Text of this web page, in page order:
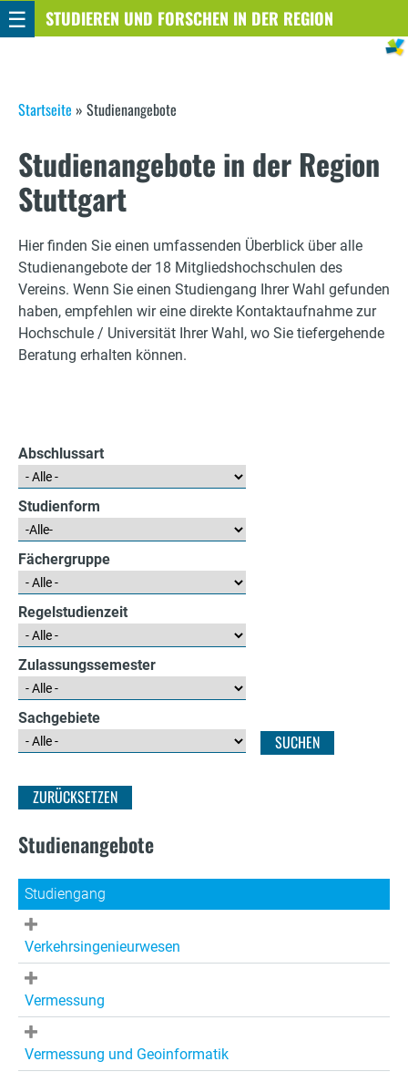
Direkt
zum
STUDIEREN UND FORSCHEN IN DER REGION
STUTTGART
☰
S
i
e
s
i
n
d
h
r
Startseite » Studienangebote
Studienangebote in der Region
Stuttgart
Hier finden Sie einen umfassenden Überblick über alle
Studienangebote der 18 Mitgliedshochschulen des
Vereins. Wenn Sie einen Studiengang Ihrer Wahl gefunden
haben, empfehlen wir eine direkte Kontaktaufnahme zur
Hochschule / Universität Ihrer Wahl, wo Sie tiefergehende
Beratung erhalten können.
Abschlussart
Studienform
Fächergruppe
Regelstudienzeit
Zulassungssemester
Sachgebiete
Studienangebote
Studiengang
Verkehrsingenieurwesen
Vermessung
Vermessung und Geoinformatik